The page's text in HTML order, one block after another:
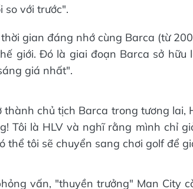
so với trước".
gian đáng nhớ cùng Barca (từ
giới. Đó là giai đoạn Barca sở hữu
giá nhất".
chủ tịch Barca trong tương lai,
Tôi là HLV và nghĩ rằng mình chỉ
thể tôi sẽ chuyển sang chơi golf để
vấn, "thuyền trưởng" Man City